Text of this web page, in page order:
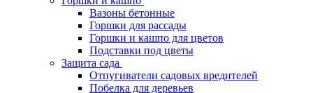
Вазоны бетонные
Горшки для рассады
Горшки и кашпо для цветов
Подставки под цветы
Защита сада
Отпугиватели садовых вредителей
Побелка для деревьев